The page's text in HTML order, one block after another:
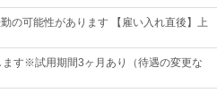
の可能性があります 【雇い入れ直後】上
す※試用期間3ヶ月あり（待遇の変更な